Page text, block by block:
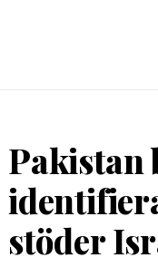
Pakistan
stöder